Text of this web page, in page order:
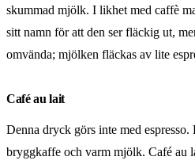
skummad mjölk. I likhet med caffè
sitt namn för att den ser fläckig ut,
omvända; mjölken fläckas av lite
Café au lait
Denna dryck görs inte med
bryggkaffe och varm mjölk. Café au